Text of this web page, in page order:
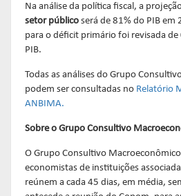
Na análise da política fiscal, a
setor público será de 81% do PIB em
para o déficit primário foi revisada
PIB.
Todas as análises do Grupo
podem ser consultadas no Relatório
ANBIMA.
Sobre o Grupo Consultivo
O Grupo Consultivo
economistas de instituições
reúnem a cada 45 dias, em média,